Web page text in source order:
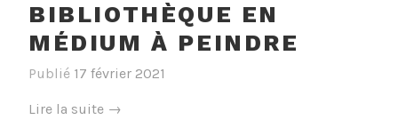
BIBLIOTHÈQUE EN
MÉDIUM À PEINDRE
Publié 17 février 2021
Lire la suite « Bibliothèque
→